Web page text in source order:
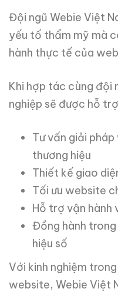
Đội ngũ Webie Việt
yếu tố thẩm mỹ mà
hành thực tế của
Khi hợp tác cùng đội
nghiệp sẽ được hỗ
Tư vấn giải
thương hiệu
Thiết kế giao
Tối ưu website
Hỗ trợ vận hành
Đồng hành
hiệu số
Với kinh nghiệm
website, Webie Việt